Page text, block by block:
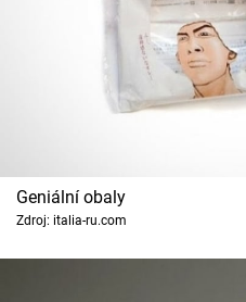
Geniální obaly
Zdroj: italia-ru.com